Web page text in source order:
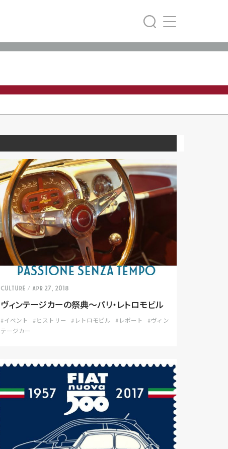
CULTURE / Apr 27, 2018
ヴィンテージカーの祭典〜パリ・レトロモビル
#イベント #ヒストリー #レトロモビル #レポート
#ヴィン
テージカー